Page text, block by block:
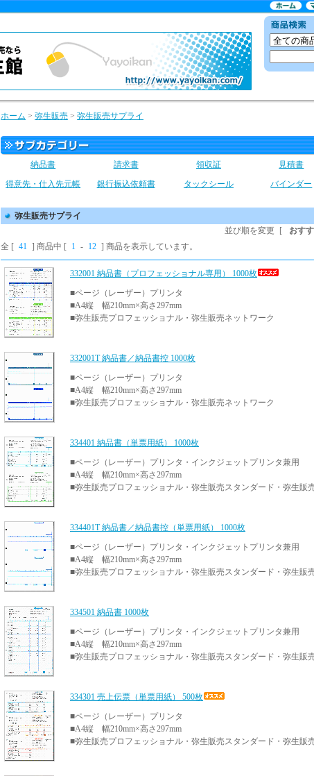
ホーム > 弥生販売 > 弥生販売サプライ
納品書 請求書 領収証 見積書
得意先・仕入先元帳
銀行振込依頼書 タックシール バインダー
弥生販売サプライ
並び順を変更
[ おす
全 [ 41 ] 商品中 [ 1 - 12 ] 商品を表示しています。
332001 納品書（プロフェッショナル専用） 1000枚
■ページ（レーザー）プリンタ
■A4縦 幅210mm×高さ297mm
■弥生販売プロフェッショナル・弥生販売ネットワーク
332001T 納品書／納品書控 1000枚
■ページ（レーザー）プリンタ
■A4縦 幅210mm×高さ297mm
■弥生販売プロフェッショナル・弥生販売ネットワーク
334401 納品書（単票用紙） 1000枚
■ページ（レーザー）プリンタ・インクジェットプリンタ兼用
■A4縦 幅210mm×高さ297mm
■弥生販売プロフェッショナル・弥生販売スタンダード・弥生販
334401T 納品書／納品書控（単票用紙） 1000枚
■ページ（レーザー）プリンタ・インクジェットプリンタ兼用
■A4縦 幅210mm×高さ297mm
■弥生販売プロフェッショナル・弥生販売スタンダード・弥生販
334501 納品書 1000枚
■ページ（レーザー）プリンタ・インクジェットプリンタ兼用
■A4縦 幅210mm×高さ297mm
■弥生販売プロフェッショナル・弥生販売スタンダード・弥生販
334301 売上伝票（単票用紙） 500枚
■ページ（レーザー）プリンタ
■A4縦 幅210mm×高さ297mm
■弥生販売プロフェッショナル・弥生販売スタンダード・弥生販